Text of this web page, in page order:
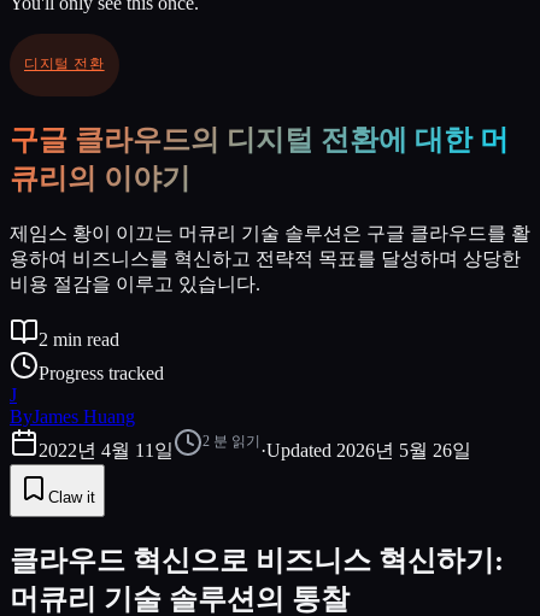
디지털 전환
구글 클라우드의 디지털 전환에 대한 머
큐리의 이야기
제임스 황이 이끄는 머큐리 기술 솔루션은 구글 클라우드를 활
용하여 비즈니스를 혁신하고 전략적 목표를 달성하며 상당한
비용 절감을 이루고 있습니다.
2 min read
Progress tracked
J
ByJames Huang
2022년 4월 11일
2 분 읽기 ·Updated 2026년 5월 26일
Claw it
클라우드 혁신으로 비즈니스 혁신하기:
머큐리 기술 솔루션의 통찰